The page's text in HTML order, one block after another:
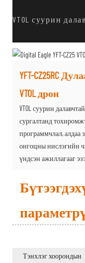
VTOL суурин
YFT-CZ25RC
VTOL дрон
VTOL суурин
сургалтанд
программчлал, алдаа
онгоцны нислэгийн
үндсэн ажиллагааг
Тэнхлэг хоорондын